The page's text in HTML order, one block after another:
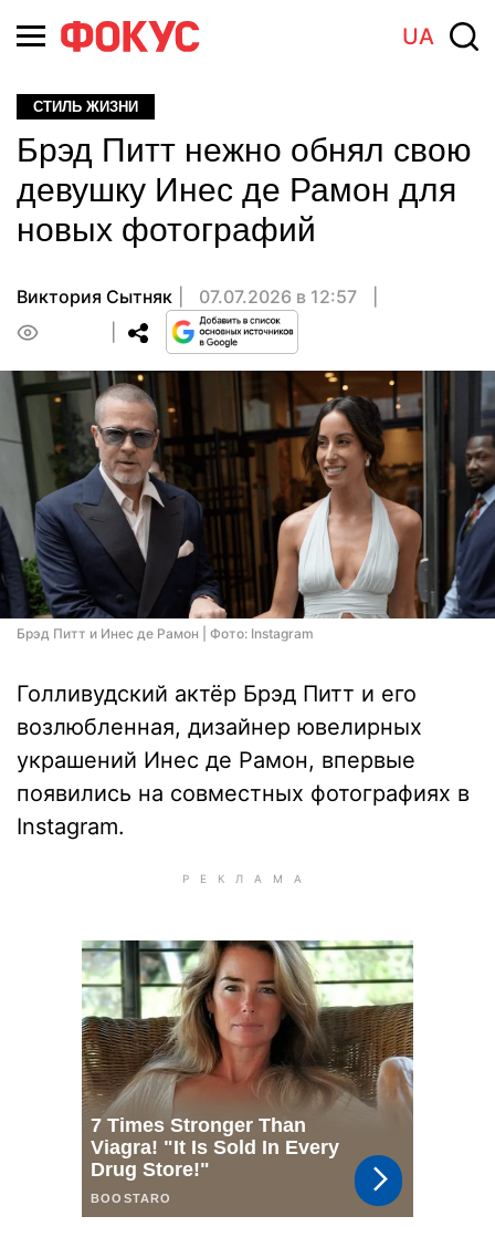
UA
СТИЛЬ ЖИЗНИ
Брэд Питт нежно обнял свою
девушку Инес де Рамон для
новых фотографий
Виктория Сытняк
07.07.2026 в 12:57
Брэд Питт и Инес де Рамон | Фото: Instagram
Голливудский актёр Брэд Питт и его
возлюбленная, дизайнер ювелирных
украшений Инес де Рамон, впервые
появились на совместных фотографиях в
Instagram.